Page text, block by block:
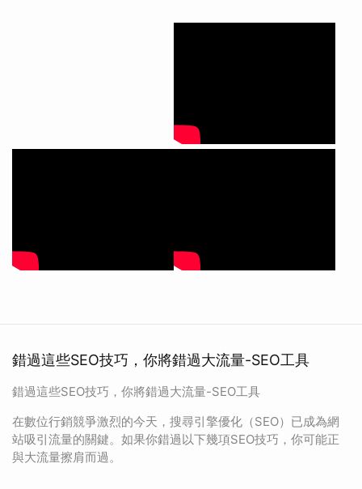
錯過這些SEO技巧，你將錯過大流量-SEO工具
錯過這些SEO技巧，你將錯過大流量-SEO工具
在數位行銷競爭激烈的今天，搜尋引擎優化（SEO）已成為網
站吸引流量的關鍵。如果你錯過以下幾項SEO技巧，你可能正
與大流量擦肩而過。